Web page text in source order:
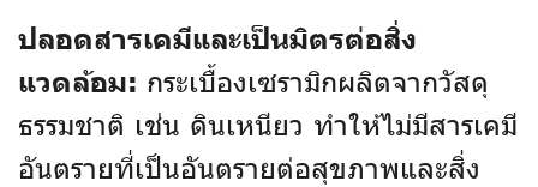
ปลอดสารเคมีและเป็นมิตรต่อสิ่ง
แวดล้อม: กระเบื้องเซรามิกผลิตจากวัสดุ
ธรรมชาติ เช่น ดินเหนียว ทำให้ไม่มีสารเคมี
อันตรายที่เป็นอันตรายต่อสุขภาพและสิ่ง